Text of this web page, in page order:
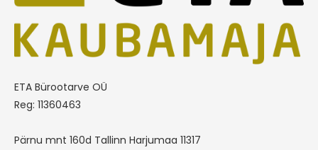
ETA Bürootarve OÜ
Reg: 11360463
Pärnu mnt 160d Tallinn Harjumaa 11317